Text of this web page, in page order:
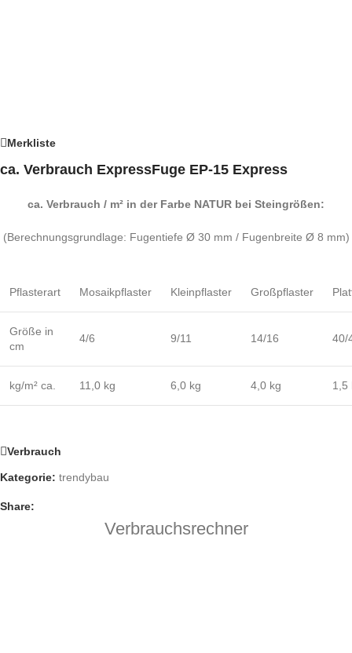
Merkliste
ca. Verbrauch ExpressFuge EP-15 Express
ca. Verbrauch / m² in der Farbe NATUR bei Steingrößen:
(Berechnungsgrundlage: Fugentiefe Ø 30 mm / Fugenbreite Ø 8 mm)
Pflasterart Mosaikpflaster Kleinpflaster Großpflaster
Größe in
cm
4/6 9/11 14/16 40/
kg/m² ca. 11,0 kg 6,0 kg 4,0 kg 1,5
Verbrauch
Kategorie: trendybau
Share:
Verbrauchsrechner